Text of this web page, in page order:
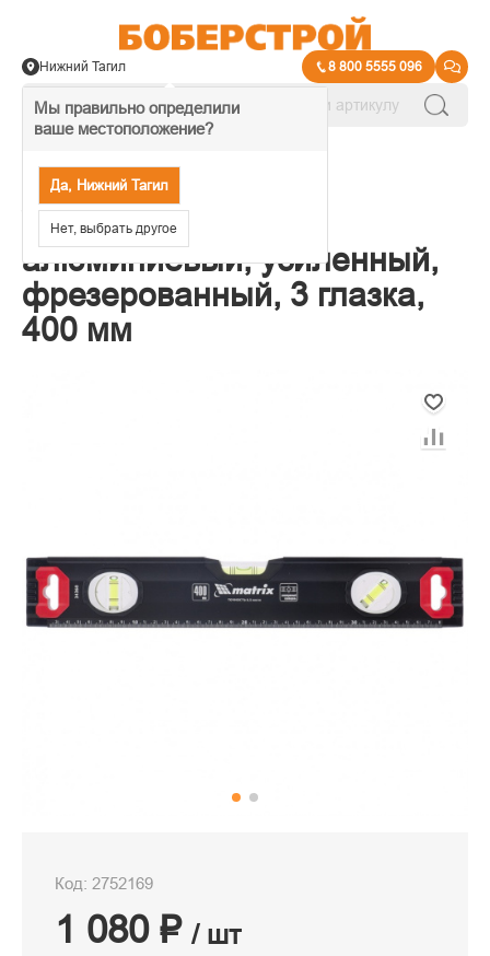
Мы правильно определили
ваше местоположение?
Да, Нижний Тагил
Нет, выбрать другое
Нижний Тагил 8 800 5555 096
Уровень Matrix
алюминиевый, усиленный,
фрезерованный, 3 глазка,
400 мм
Код: 2752169
1 080 ₽ / шт